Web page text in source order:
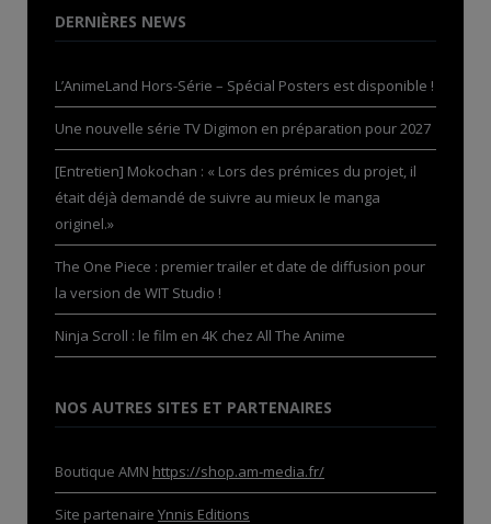
DERNIÈRES NEWS
L’AnimeLand Hors-Série – Spécial Posters est disponible !
Une nouvelle série TV Digimon en préparation pour 2027
[Entretien] Mokochan : « Lors des prémices du projet, il
était déjà demandé de suivre au mieux le manga
originel.»
The One Piece : premier trailer et date de diffusion pour
la version de WIT Studio !
Ninja Scroll : le film en 4K chez All The Anime
NOS AUTRES SITES ET PARTENAIRES
Boutique AMN https://shop.am-media.fr/
Site partenaire Ynnis Editions